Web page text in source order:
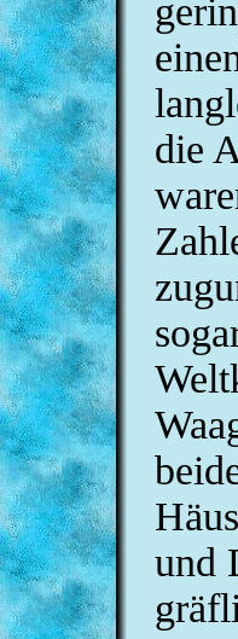
die
und